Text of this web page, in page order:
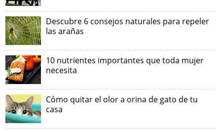
Descubre 6 consejos naturales para repeler
las arañas
10 nutrientes importantes que toda mujer
necesita
Cómo quitar el olor a orina de gato de tu
casa